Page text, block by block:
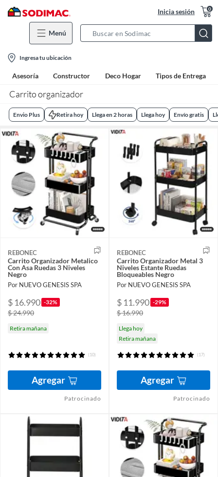
Inicia sesión 0
Menú
Bar
location-
icon
Ingresa tu ubicación
Asesoría Constructor Deco Hogar Tipos de Entrega
Carrito organizador
Envio Plus Retira hoy Llega en 2 horas Llega hoy Envío gratis
REBONEC
Carrito Organizador Metalico
Con Asa Ruedas 3 Niveles
Negro
Por NUEVO GENESIS SPA
$ 16.990 -32%
$ 24.990
Retira mañana
(10)
Agregar
Patrocinado
REBONEC
Carrito Organizador Metal 3
Niveles Estante Ruedas
Bloqueables Negro
Por NUEVO GENESIS SPA
$ 11.990 -29%
$ 16.990
Llega hoy
Retira mañana
(17)
Agregar
Patrocinado